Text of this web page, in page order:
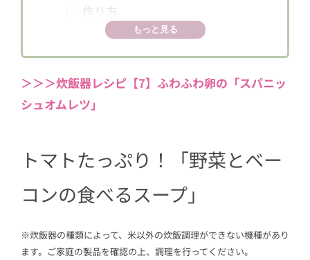
作り方
もっと見る
＞＞＞炊飯器レシピ【7】ふわふわ卵の「スパニッ
シュオムレツ」
トマトたっぷり！「野菜とベー
コンの食べるスープ」
※炊飯器の種類によって、米以外の炊飯調理ができない機種があり
ます。ご家庭の製品を確認の上、調理を行ってください。